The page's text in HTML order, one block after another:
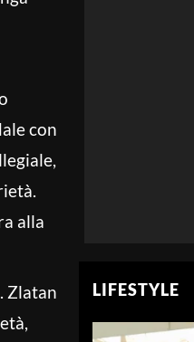
con
alla
Zlatan
LIFESTYLE